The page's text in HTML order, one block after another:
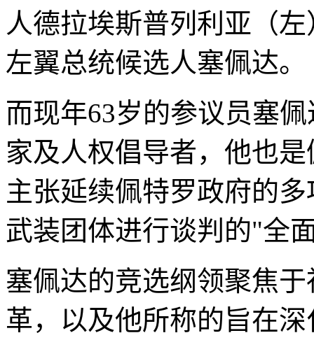
人德拉埃斯普列利亚（
左翼总统候选人塞佩达。
而现年63岁的参议员塞
家及人权倡导者，他也
主张延续佩特罗政府的
武装团体进行谈判的"全
塞佩达的竞选纲领聚焦
革，以及他所称的旨在